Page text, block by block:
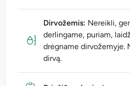
Dirvožemis: Nereikli,
derlingame, puriam,
drėgname dirvožemyje.
dirvą.